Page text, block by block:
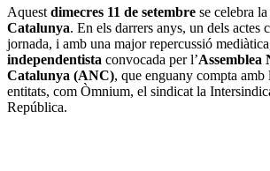
Aquest dimecres 11 de setembre se celebra la
Catalunya. En els darrers anys, un dels actes
jornada, i amb una major repercussió
independentista convocada per l’Assemblea
Catalunya (ANC), que enguany compta amb
entitats, com Òmnium, el sindicat la
República.